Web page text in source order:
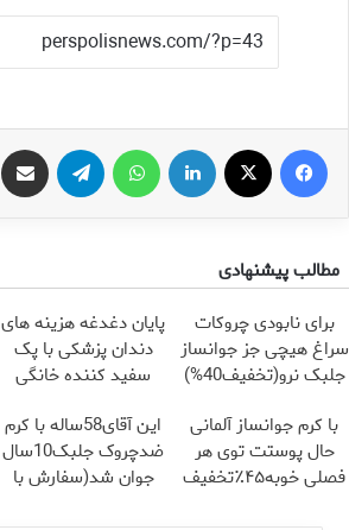
فیس بوک لینکدین تلگرام
مطالب پیشنهادی
برای نابودی چروکات
سراغ هیچی جز جوانساز
جلبک نرو(تخفیف40%)
پایان دغدغه هزینه های
دندان پزشکی با پک
سفید کننده خانگی
با کرم جوانساز آلمانی
حال پوستت توی هر
فصلی خوبه۴۵٪تخفیف
این آقای58ساله با کرم
ضدچروک جلبک10سال
جوان شد(سفارش با